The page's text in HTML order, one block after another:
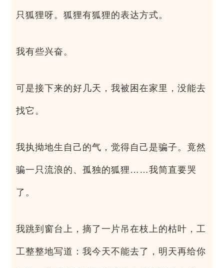
只狐狸呀。狐狸有狐狸的表达方式。
我有些兴奋。
可是接下来的好几天，我被困在家里，没能去
找它。
我执拗地生自己的气，觉得自己是骗子。竟然
骗一只流浪的、孤独的狐狸……我简直要哭
了。
我跳到窗台上，摘了一片吊在枝上的枯叶，工
工整整地写道：我今天不能去了，明天再给你